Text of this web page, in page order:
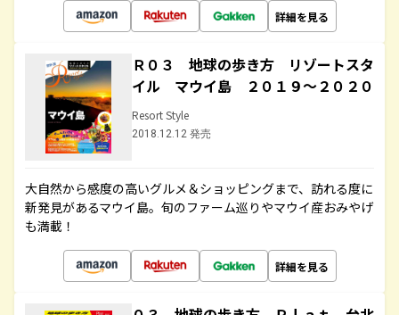
詳細を見る
Ｒ０３ 地球の歩き方 リゾートスタ
イル マウイ島 ２０１９～２０２０
Resort Style
2018.12.12 発売
大自然から感度の高いグルメ＆ショッピングまで、訪れる度に
新発見があるマウイ島。旬のファーム巡りやマウイ産おみやげ
も満載！
詳細を見る